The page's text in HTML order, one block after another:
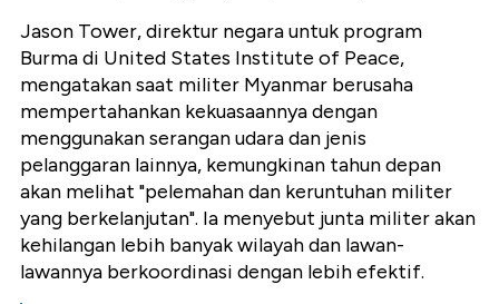
Jason Tower, direktur negara untuk program
Burma di United States Institute of Peace,
mengatakan saat militer Myanmar berusaha
mempertahankan kekuasaannya dengan
menggunakan serangan udara dan jenis
pelanggaran lainnya, kemungkinan tahun depan
akan melihat "pelemahan dan keruntuhan militer
yang berkelanjutan". Ia menyebut junta militer akan
kehilangan lebih banyak wilayah dan lawan-
lawannya berkoordinasi dengan lebih efektif.